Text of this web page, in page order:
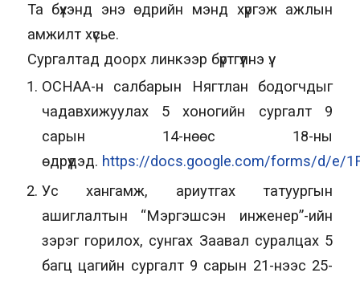
Та бүхэнд энэ өдрийн мэнд хүргэж ажлын
амжилт хүсье.
Сургалтад доорх линкээр бүртгүүлнэ үү.
ОСНАА-н салбарын Нягтлан бодогчдыг
чадавхижуулах 5 хоногийн сургалт 9
сарын 14-нөөс 18-ны
өдрүүдэд. https://docs.google.com/forms/d/e/
Ус хангамж, ариутгах татуургын
ашиглалтын “Мэргэшсэн инженер”-ийн
зэрэг горилох, сунгах Заавал суралцах 5
багц цагийн сургалт 9 сарын 21-нээс 25-